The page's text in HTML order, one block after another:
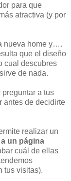
para que
atractiva (y por
nueva home y….
que el diseño
cual descubres
de nada.
a tus
antes de decidirte
realizar un
un página
cuál de ellas
tus visitas).